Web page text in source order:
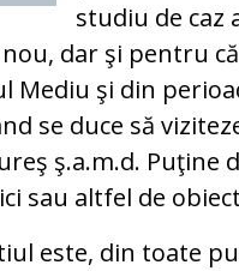
studiu de caz
dar şi pentru
Mediu şi din
se duce să
ş.a.m.d. Puţine
sau altfel de
este, din toate